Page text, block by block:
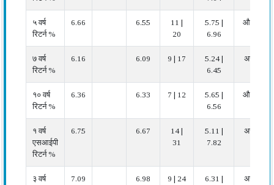
५ वर्ष
रिटर्न %
6.66 6.55
11 |
20
5.75 |
6.96
औसत
७ वर्ष
रिटर्न %
6.16 6.09 9 | 17
5.24 |
6.45
अच्छा
१० वर्ष
रिटर्न %
6.36 6.33 7 | 12
5.65 |
6.56
औसत
१ वर्ष
एसआईपी
रिटर्न %
6.75 6.67
14 |
31
5.11 |
7.82
अच्छा
३ वर्ष
7.09 6.98 9 | 24
6.31 |
अच्छा